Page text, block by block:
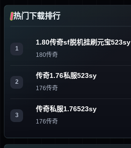
热门下载排行
1
1.80传奇sf脱机挂刷元宝523sy
180传奇
2
传奇1.76私服523sy
176传奇
3
传奇私服1.76523sy
176传奇